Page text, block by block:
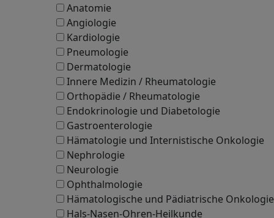
Anatomie
Angiologie
Kardiologie
Pneumologie
Dermatologie
Innere Medizin / Rheumatologie
Orthopädie / Rheumatologie
Endokrinologie und Diabetologie
Gastroenterologie
Hämatologie und Internistische Onkologie
Nephrologie
Neurologie
Ophthalmologie
Hämatologische und Pädiatrische Onkologie
Hals-Nasen-Ohren-Heilkunde